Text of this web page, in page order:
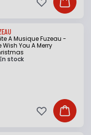
Ajouter
Ajouter à ma
A Musique Fuzeau -
Wish You A Merry
stock
Ajouter
Ajouter à ma